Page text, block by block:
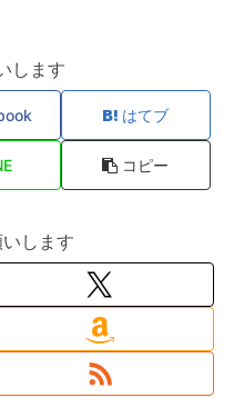
します
はてブ
コピー
します